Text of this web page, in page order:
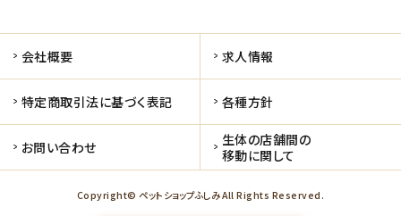
会社概要 求人情報
特定商取引法に基づく表記 各種方針
お問い合わせ
生体の店舗間の
移動に関して
Copyright© ペットショップふしみ All Rights Reserved.